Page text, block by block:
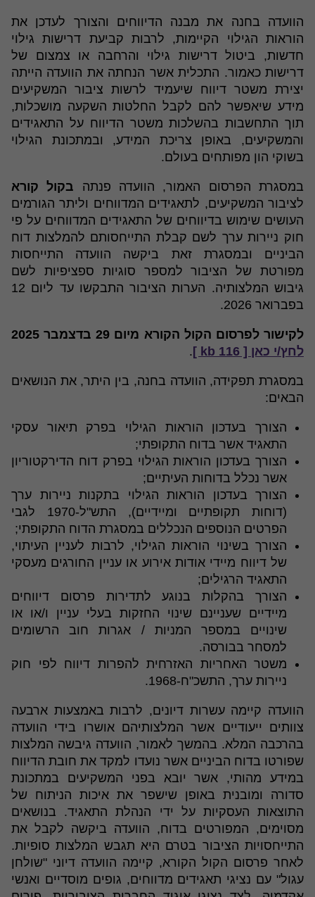
הוועדה בחנה את מבנה הדיווחים והצורך לעדכן את
הוראות הגילוי הקיימות, לרבות קביעת דרישות גילוי
חדשות, ביטול דרישות גילוי והרחבה או צמצום של
דרישות כאמור. התכלית אשר הנחתה את הוועדה הייתה
יצירת משטר דיווח שיעמיד לרשות ציבור המשקיעים
מידע שיאפשר להם לקבל החלטות השקעה מושכלות,
תוך התחשבות בהשלכות משטר הדיווח על התאגידים
והמשקיעים, באופן צריכת המידע, ובמתכונת הגילוי
בשוקי הון מפותחים בעולם.
במסגרת הפרסום האמור, הוועדה פנתה בקול קורא
לציבור המשקיעים, לתאגידים המדווחים וליתר הגורמים
העושים שימוש בדיווחים של התאגידים המדווחים על פי
חוק ניירות ערך לשם קבלת התייחסותם להמלצות דוח
הביניים ובמסגרת זאת ביקשה הוועדה התייחסות
מפורטת של הציבור למספר סוגיות ספציפיות לשם
גיבוש המלצותיה. הערות הציבור התבקשו עד ליום 12
בפברואר 2026.
לקישור לפרסום הקול הקורא מיום 29 בדצמבר 2025
לחץ/י כאן [ 116 kb ]
.
במסגרת תפקידה, הוועדה בחנה, בין היתר, את הנושאים
הבאים:
הצורך בעדכון הוראות הגילוי בפרק תיאור עסקי
התאגיד אשר בדוח התקופתי;
הצורך בעדכון הוראות הגילוי בפרק דוח הדירקטוריון
אשר נכלל בדוחות העיתיים;
הצורך בעדכון הוראות הגילוי בתקנות ניירות ערך
(דוחות תקופתיים ומיידיים), התש"ל-1970 לגבי
הפרטים הנוספים הנכללים במסגרת הדוח התקופתי;
הצורך בשינוי הוראות הגילוי, לרבות לעניין העיתוי,
של דיווח מיידי אודות אירוע או עניין החורגים מעסקי
התאגיד הרגילים;
הצורך בהקלות בנוגע לתדירות פרסום דיווחים
מיידיים שעניינם שינוי החזקות בעלי עניין ו/או או
שינויים במספר המניות / אגרות חוב הרשומים
למסחר בבורסה.
משטר האחריות האזרחית להפרות דיווח לפי חוק
ניירות ערך, התשכ"ח-1968.
הוועדה קיימה עשרות דיונים, לרבות באמצעות ארבעה
צוותים ייעודיים אשר המלצותיהם אושרו בידי הוועדה
בהרכבה המלא. בהמשך לאמור, הוועדה גיבשה המלצות
שפורטו בדוח הביניים אשר נועדו למקד את חובת הדיווח
במידע מהותי, אשר יובא בפני המשקיעים במתכונת
סדורה ומובנית באופן שישפר את איכות הניתוח של
התוצאות העסקיות על ידי הנהלת התאגיד. בנושאים
מסוימים, המפורטים בדוח, הוועדה ביקשה לקבל את
התייחסויות הציבור בטרם היא תגבש המלצות סופיות.
לאחר פרסום הקול הקורא, קיימה הוועדה דיוני "שולחן
עגול" עם נציגי תאגידים מדווחים, גופים מוסדיים ואנשי